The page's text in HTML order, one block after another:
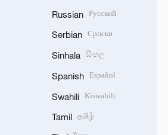
Russian Русский
Serbian Српски
Sinhala සිංහල
Spanish Español
Swahili Kiswahili
Tamil தமிழ்